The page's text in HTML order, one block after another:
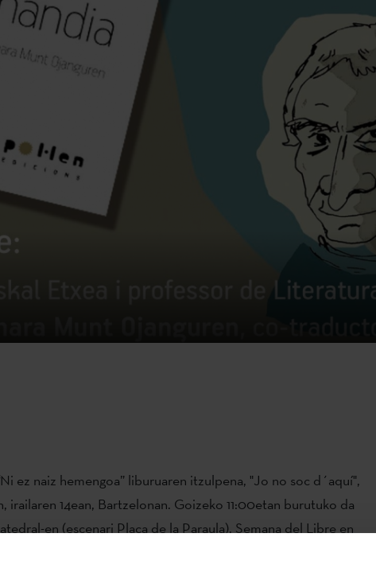
Ni ez naiz hemengoa” liburuaren itzulpena, "Jo no soc d´aquí",
irailaren 14ean, Bartzelonan. Goizeko 11:00etan burutuko da
en (escenari Plaça de la Paraula), Semana del Libre en